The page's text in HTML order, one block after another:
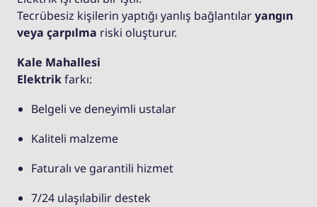
Tecrübesiz kişilerin yaptığı yanlış bağlantılaryangın
veya çarpılma riski oluşturur.
Kale Mahallesi
Elektrikfarkı:
Belgeli ve deneyimli ustalar
Kaliteli malzeme
Faturalı ve garantili hizmet
7/24 ulaşılabilir destek